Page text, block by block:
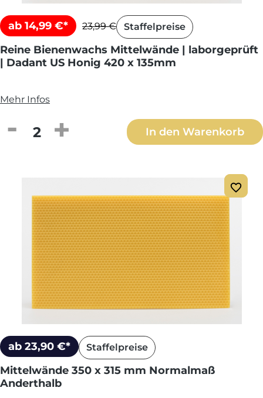
ab 14,99 €* 23,99 € Staffelpreise
Reine Bienenwachs Mittelwände | laborgeprüft
| Dadant US Honig 420 x 135mm
Mehr Infos
Produkt Anzahl: Gib den gewünschten
In den Warenkorb
ab 23,90 €* Staffelpreise
Mittelwände 350 x 315 mm Normalmaß
Anderthalb